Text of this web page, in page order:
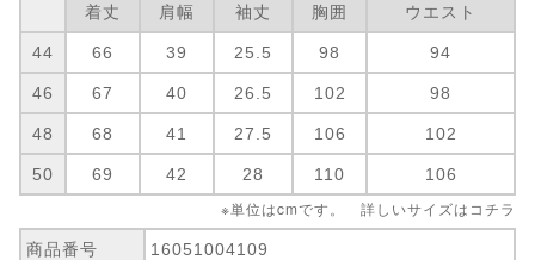
着丈 肩幅 袖丈 胸囲 ウエスト
44 66 39 25.5 98 94
46 67 40 26.5 102 98
48 68 41 27.5 106 102
50 69 42 28 110 106
※単位はcmです。 詳しいサイズは コチラ
商品番号 16051004109